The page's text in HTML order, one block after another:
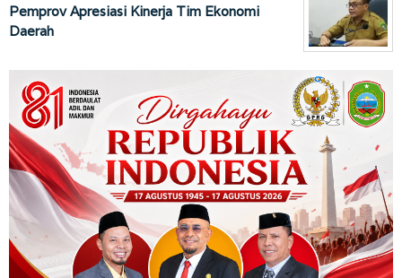
Pemprov Apresiasi Kinerja Tim Ekonomi
Daerah